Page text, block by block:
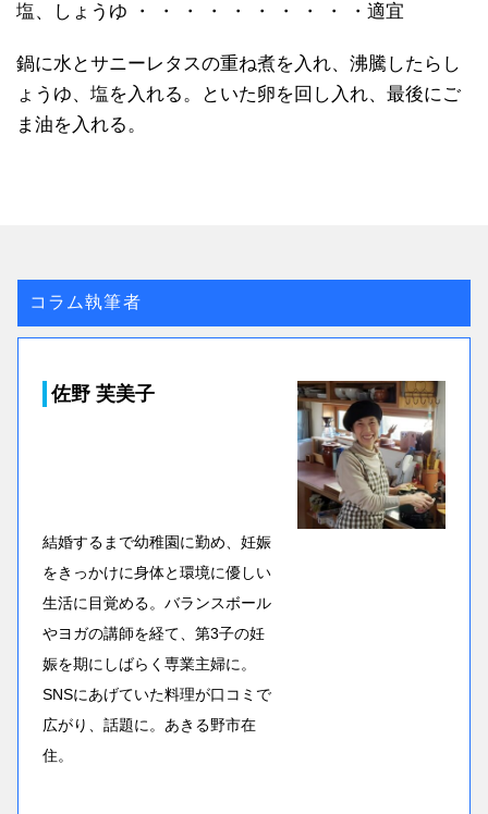
塩、しょうゆ ・ ・ ・ ・ ・ ・ ・ ・ ・ ・適宜
鍋に水とサニーレタスの重ね煮を入れ、沸騰したらし
ょうゆ、塩を入れる。といた卵を回し入れ、最後にご
ま油を入れる。
コラム執筆者
佐野 芙美子
結婚するまで幼稚園に勤め、妊娠
をきっかけに身体と環境に優しい
生活に目覚める。バランスボール
やヨガの講師を経て、第3子の妊
娠を期にしばらく専業主婦に。
SNSにあげていた料理が口コミで
広がり、話題に。あきる野市在
住。